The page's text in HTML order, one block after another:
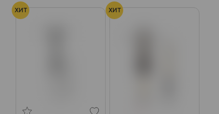
ХИТ ХИТ